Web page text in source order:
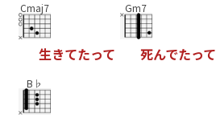
Cmaj7
生きてたって
Gm7
死んでたって
B♭